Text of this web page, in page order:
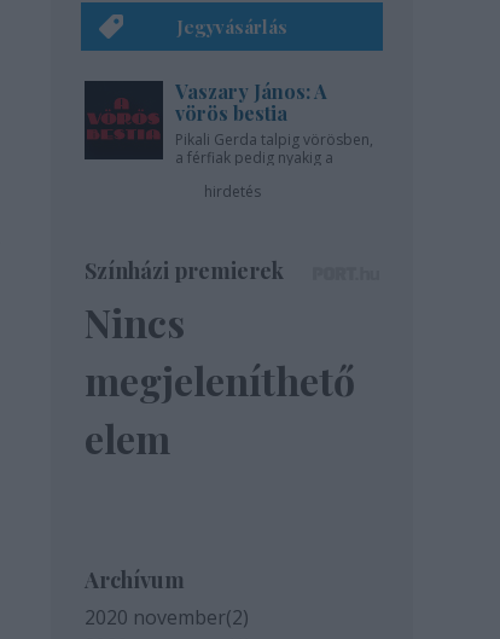
Jegyvásárlás
Vaszary János: A
vörös bestia
Pikali Gerda talpig vörösben,
a férfiak pedig nyakig a
hirdetés
Színházi premierek
Nincs
megjeleníthető
elem
Archívum
2020 november(2)